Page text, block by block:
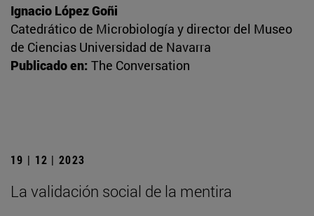
Ignacio López Goñi
Catedrático de Microbiología y director del Museo
de Ciencias Universidad de Navarra
Publicado en: The Conversation
19 | 12 | 2023
La validación social de la mentira